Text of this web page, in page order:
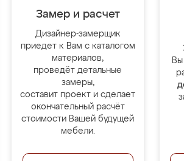
Замер и расчет
Дизайнер-замерщик
приедет к Вам с каталогом
материалов,
проведёт детальные
замеры,
составит проект и сделает
окончательный расчёт
стоимости Вашей будущей
мебели.